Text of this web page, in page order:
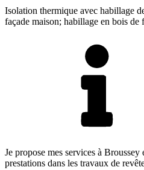
Isolation thermique avec habillage
façade maison; habillage en bois de
Je propose mes services à
prestations dans les travaux de